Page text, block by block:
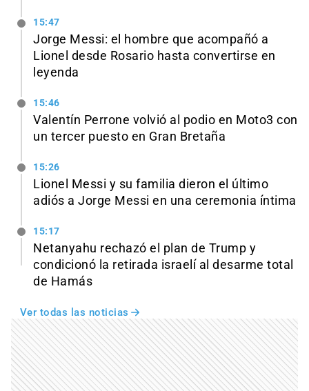
15:47
Jorge Messi: el hombre que acompañó a
Lionel desde Rosario hasta convertirse en
leyenda
15:46
Valentín Perrone volvió al podio en Moto3 con
un tercer puesto en Gran Bretaña
15:26
Lionel Messi y su familia dieron el último
adiós a Jorge Messi en una ceremonia íntima
15:17
Netanyahu rechazó el plan de Trump y
condicionó la retirada israelí al desarme total
de Hamás
Ver todas las noticias